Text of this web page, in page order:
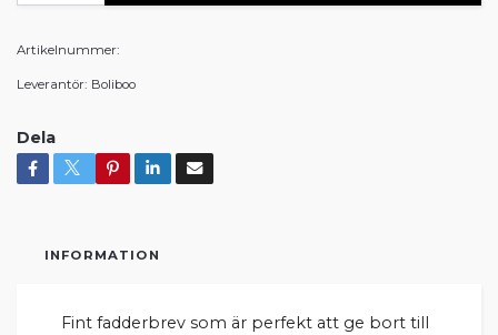
Artikelnummer:
Leverantör: Boliboo
Dela
INFORMATION
Fint fadderbrev som är perfekt att ge bort till